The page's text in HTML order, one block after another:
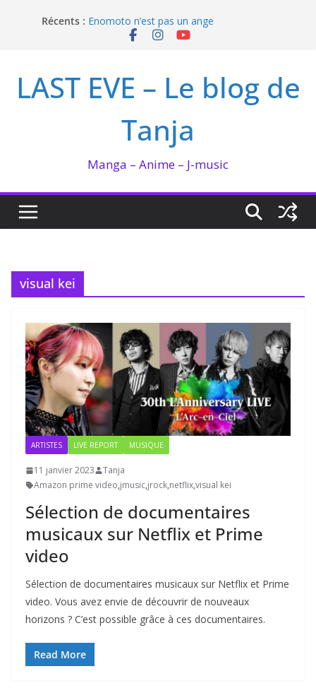
Récents : Enomoto n’est pas un ange
QUEEN BEE enflamme le Bataclan
I’m not in love de Zeniko Sumiya
LAST EVE – Le blog de
Tanja
Manga – Anime – J-music
visual kei
ARTISTES LIVE REPORT MUSIQUE
11 janvier 2023
Tanja
Amazon prime video,jmusic,jrock,netflix,visual kei
Sélection de documentaires
musicaux sur Netflix et Prime
video
Sélection de documentaires musicaux sur Netflix et Prime
video. Vous avez envie de découvrir de nouveaux
horizons ? C’est possible grâce à ces documentaires.
Read More